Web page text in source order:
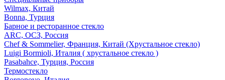
Wilmax, Китай
Bonna, Турция
Барное и ресторанное стекло
ARC, ОСЗ, Россия
Chef & Sommelier, Франция, Китай (Хрустальное стекло)
Luigi Bormioli, Италия ( хрустальное стекло )
Pasabahce, Турция, Россия
Термостекло